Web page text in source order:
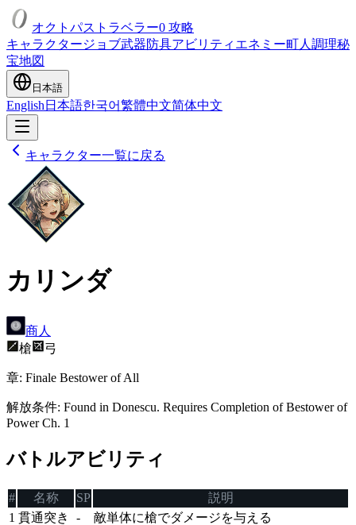
オクトパストラベラー0 攻略
キャラクタージョブ武器防具アビリティ エネミー町人 調理秘
宝地図
日本語
English 日本語한국어繁體中文简体中文
キャラクター一覧に戻る
カリンダ
商人
槍
弓
章: Finale Bestower of All
解放条件: Found in Donescu. Requires Completion of Bestower of
Power Ch. 1
バトルアビリティ
# 名称 SP
説明
1 貫通突き - 敵単体に槍でダメージを与える